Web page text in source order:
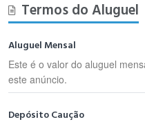
Termos do Aluguel
Aluguel Mensal
Este é o valor do aluguel
este anúncio.
Depósito Caução